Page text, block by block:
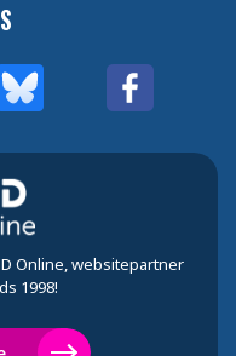
Online, websitepartner
1998!